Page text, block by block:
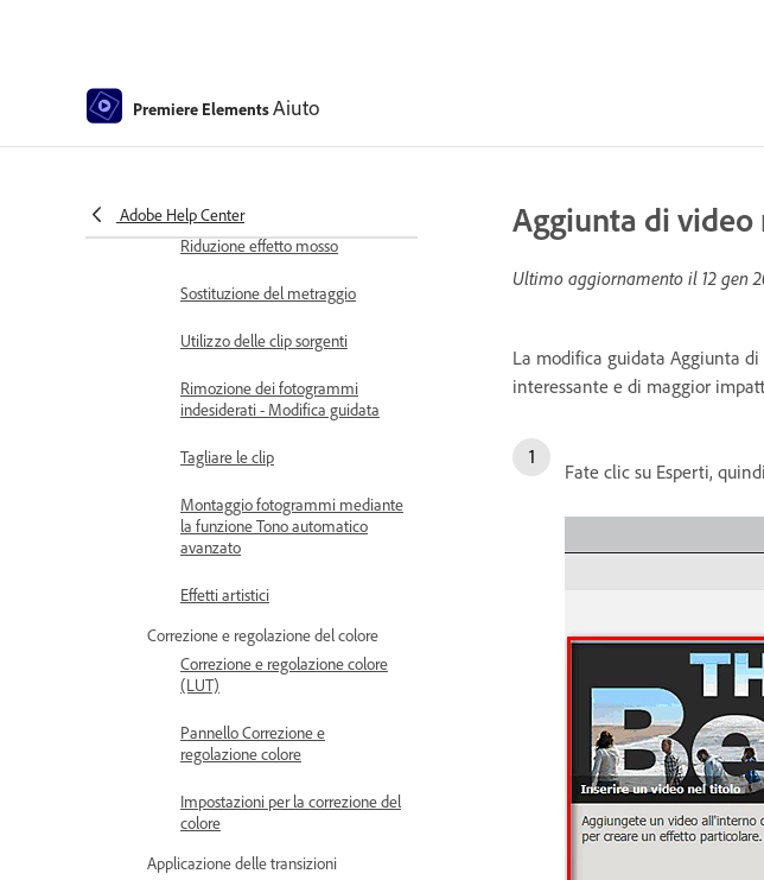
Premiere ElementsAiuto
Adobe Help Center
Fermare e bloccare i fotogrammi
Stabilizzare il filmato con
Riduzione effetto mosso
Sostituzione del metraggio
Utilizzo delle clip sorgenti
Rimozione dei fotogrammi
indesiderati - Modifica guidata
Tagliare le clip
Montaggio fotogrammi mediante
la funzione Tono automatico
avanzato
Effetti artistici
Correzione e regolazione del colore
Correzione e regolazione colore
(LUT)
Pannello Correzione e
regolazione colore
Impostazioni per la correzione del
colore
Applicazione delle transizioni
Aggiunta di
Ultimo aggiornamento il 12 gen
La modifica guidata Aggiunta
interessante e di maggior
Fate clic su Esperti,